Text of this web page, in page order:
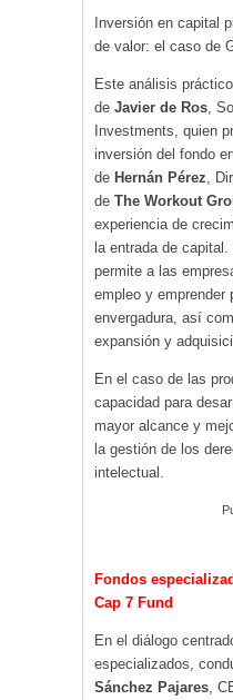
Inversión en capital
de valor: el caso de
Este análisis
de Javier de Ros ,
Investments, quien
inversión del fondo
de Hernán Pérez ,
de The Workout
experiencia de
la entrada de
permite a las
empleo y emprender
envergadura, así
expansión y
En el caso de las
capacidad para
mayor alcance y
la gestión de los
intelectual.
Fondos
Cap 7 Fund
En el diálogo
especializados,
Sánchez Pajares ,